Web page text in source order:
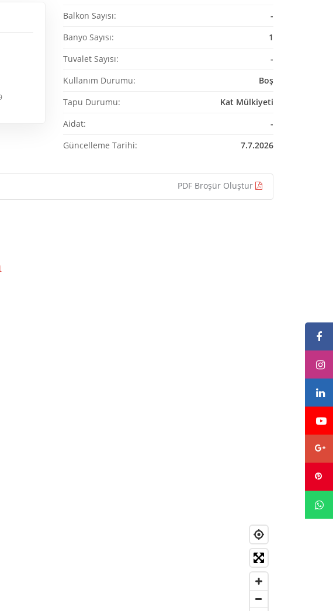
Balkon Sayısı:
-
Banyo Sayısı:
1
Tuvalet Sayısı:
-
Kullanım Durumu:
Boş
Tapu Durumu:
Kat Mülkiyeti
Aidat:
-
Güncelleme Tarihi:
7.7.2026
PDF Broşür Oluştur